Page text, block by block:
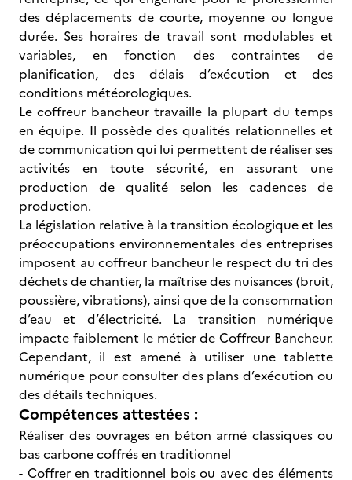
des déplacements de courte, moyenne ou longue
durée. Ses horaires de travail sont modulables et
variables, en fonction des contraintes de
planification, des délais d’exécution et des
conditions météorologiques.
Le coffreur bancheur travaille la plupart du temps
en équipe. Il possède des qualités relationnelles et
de communication qui lui permettent de réaliser ses
activités en toute sécurité, en assurant une
production de qualité selon les cadences de
production.
La législation relative à la transition écologique et les
préoccupations environnementales des entreprises
imposent au coffreur bancheur le respect du tri des
déchets de chantier, la maîtrise des nuisances (bruit,
poussière, vibrations), ainsi que de la consommation
d’eau et d’électricité. La transition numérique
impacte faiblement le métier de Coffreur Bancheur.
Cependant, il est amené à utiliser une tablette
numérique pour consulter des plans d’exécution ou
des détails techniques.
Compétences attestées :
Réaliser des ouvrages en béton armé classiques ou
bas carbone coffrés en traditionnel
- Coffrer en traditionnel bois ou avec des éléments